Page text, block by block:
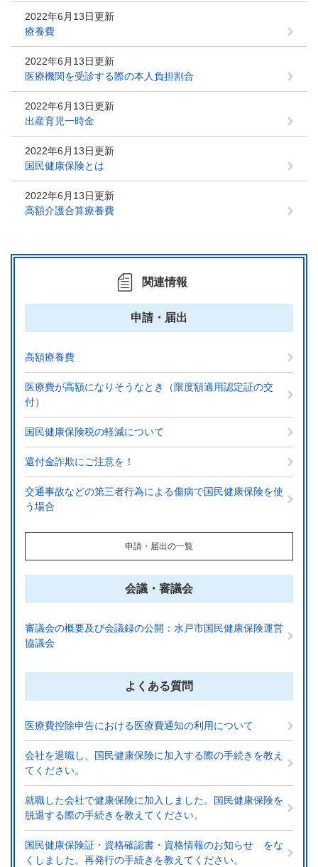
2022年6月13日更新
療養費
2022年6月13日更新
医療機関を受診する際の本人負担割合
2022年6月13日更新
出産育児一時金
2022年6月13日更新
国民健康保険とは
2022年6月13日更新
高額介護合算療養費
関連情報
申請・届出
高額療養費
医療費が高額になりそうなとき（限度額適用認定証の交
付）
国民健康保険税の軽減について
還付金詐欺にご注意を！
交通事故などの第三者行為による傷病で国民健康保険を使
う場合
申請・届出の一覧
会議・審議会
審議会の概要及び会議録の公開：水戸市国民健康保険運営
協議会
よくある質問
医療費控除申告における医療費通知の利用について
会社を退職し、国民健康保険に加入する際の手続きを教え
てください。
就職した会社で健康保険に加入しました。国民健康保険を
脱退する際の手続きを教えてください。
国民健康保険証・資格確認書・資格情報のお知らせ をな
くしました。再発行の手続きを教えてください。